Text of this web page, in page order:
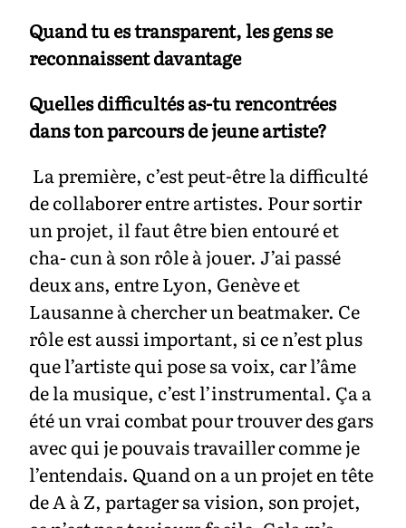
Quand tu es transparent, les gens se
reconnaissent davantage
Quelles difficultés as-tu rencontrées
dans ton parcours de jeune artiste?
La première, c’est peut-être la difficulté
de collaborer entre artistes. Pour sortir
un projet, il faut être bien entouré et
cha- cun à son rôle à jouer. J’ai passé
deux ans, entre Lyon, Genève et
Lausanne à chercher un beatmaker. Ce
rôle est aussi important, si ce n’est plus
que l’artiste qui pose sa voix, car l’âme
de la musique, c’est l’instrumental. Ça a
été un vrai combat pour trouver des gars
avec qui je pouvais travailler comme je
l’entendais. Quand on a un projet en tête
de A à Z, partager sa vision, son projet,